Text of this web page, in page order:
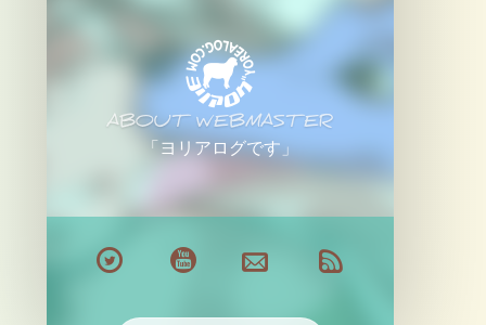
ABOUT WEBMASTER
「ヨリアログです」